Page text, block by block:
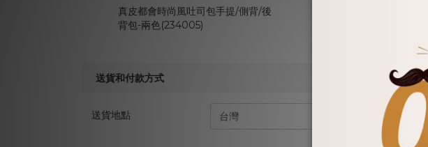
真皮都會時尚風吐司包手提/側背/後
背包-兩色(234005)
送貨和付款方式
送貨地點